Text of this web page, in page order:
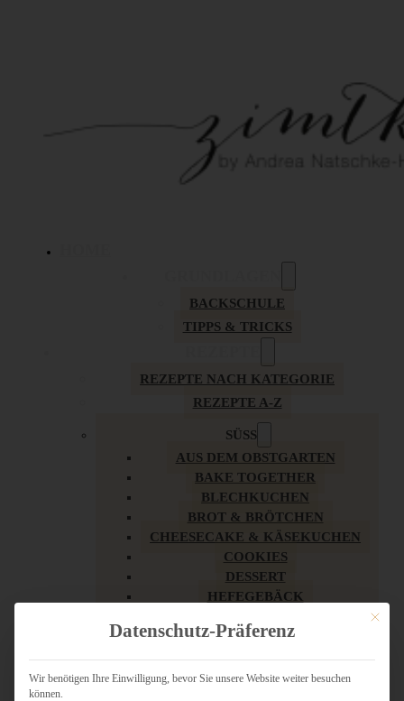
BACKSCHULE
TIPPS & TRICKS
REZEPTE NACH KATEGORIE
REZEPTE A-Z
SÜSS
AUS DEM OBSTGARTEN
BAKE TOGETHER
BLECHKUCHEN
BROT & BRÖTCHEN
CHEESECAKE & KÄSEKUCHEN
COOKIES
DESSERT
HEFEGEBÄCK
KUCHEN
LOW CARB & GESÜNDER
MY AMERICAN BAKERY
Mit
Datenschutz-Präferenz
Wir benötigen Ihre Einwilligung, bevor Sie unsere Website weiter besuchen
können.